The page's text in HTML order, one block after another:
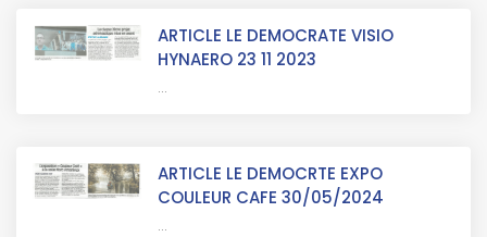
ARTICLE LE DEMOCRATE VISIO
HYNAERO 23 11 2023
...
ARTICLE LE DEMOCRTE EXPO
COULEUR CAFE 30/05/2024
...